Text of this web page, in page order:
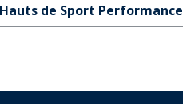
Hauts de Sport Performance